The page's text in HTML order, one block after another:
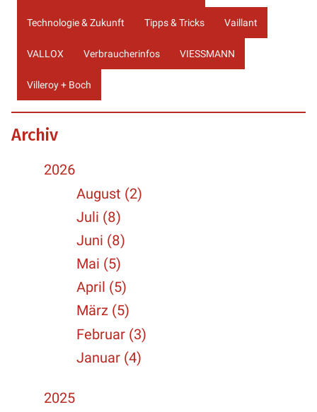
Technologie & Zukunft Tipps & Tricks Vaillant
VALLOX Verbraucherinfos VIESSMANN
Villeroy + Boch
Archiv
2026
August (2)
Juli (8)
Juni (8)
Mai (5)
April (5)
März (5)
Februar (3)
Januar (4)
2025